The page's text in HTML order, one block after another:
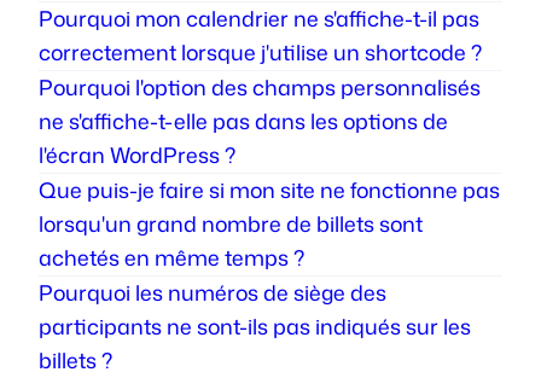
Pourquoi mon calendrier ne s'affiche-t-il pas
correctement lorsque j'utilise un shortcode ?
Pourquoi l'option des champs personnalisés
ne s'affiche-t-elle pas dans les options de
l'écran WordPress ?
Que puis-je faire si mon site ne fonctionne pas
lorsqu'un grand nombre de billets sont
achetés en même temps ?
Pourquoi les numéros de siège des
participants ne sont-ils pas indiqués sur les
billets ?